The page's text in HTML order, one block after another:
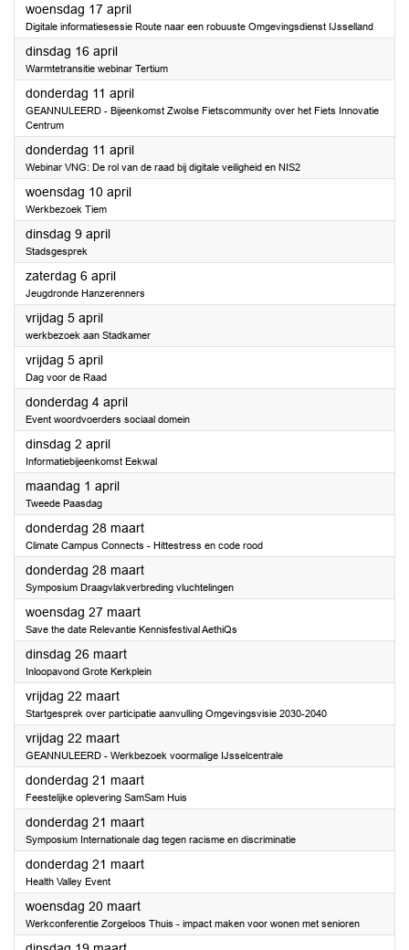
woensdag 17 april2024
Digitale informatiesessie Route naar een robuuste Omgevingsdienst IJsselland
dinsdag 16 april2024
Warmtetransitie webinar Tertium
donderdag 11 april2024
GEANNULEERD - Bijeenkomst Zwolse Fietscommunity over het Fiets Innovatie
Centrum
donderdag 11 april2024
Webinar VNG: De rol van de raad bij digitale veiligheid en NIS2
woensdag 10 april2024
Werkbezoek Tiem
dinsdag 9 april2024
Stadsgesprek
zaterdag 6 april2024
Jeugdronde Hanzerenners
vrijdag 5 april2024
werkbezoek aan Stadkamer
vrijdag 5 april2024
Dag voor de Raad
donderdag 4 april2024
Event woordvoerders sociaal domein
dinsdag 2 april2024
Informatiebijeenkomst Eekwal
maandag 1 april2024
Tweede Paasdag
donderdag 28 maart2024
Climate Campus Connects - Hittestress en code rood
donderdag 28 maart2024
Symposium Draagvlakverbreding vluchtelingen
woensdag 27 maart2024
Save the date Relevantie Kennisfestival AethiQs
dinsdag 26 maart2024
Inloopavond Grote Kerkplein
vrijdag 22 maart2024
Startgesprek over participatie aanvulling Omgevingsvisie 2030-2040
vrijdag 22 maart2024
GEANNULEERD - Werkbezoek voormalige IJsselcentrale
donderdag 21 maart2024
Feestelijke oplevering SamSam Huis
donderdag 21 maart2024
Symposium Internationale dag tegen racisme en discriminatie
donderdag 21 maart2024
Health Valley Event
woensdag 20 maart2024
Werkconferentie Zorgeloos Thuis - impact maken voor wonen met senioren